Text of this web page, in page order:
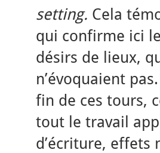
setting. Cela
qui confirme ici
désirs de lieux,
n’évoquaient
fin de ces tours,
tout le travail
d’écriture, effets